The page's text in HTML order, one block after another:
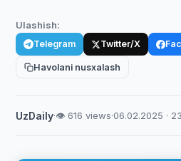
Ulashish:
Telegram Twitter/X
Havolani nusxalash
UzDaily·👁 616 views·06.02.2025 ·